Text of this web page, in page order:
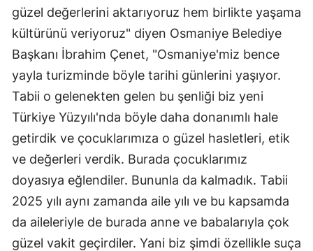
güzel değerlerini aktarıyoruz hem birlikte yaşama
kültürünü veriyoruz" diyen Osmaniye Belediye
Başkanı İbrahim Çenet, "Osmaniye'miz bence
yayla turizminde böyle tarihi günlerini yaşıyor.
Tabii o gelenekten gelen bu şenliği biz yeni
Türkiye Yüzyılı'nda böyle daha donanımlı hale
getirdik ve çocuklarımıza o güzel hasletleri, etik
ve değerleri verdik. Burada çocuklarımız
doyasıya eğlendiler. Bununla da kalmadık. Tabii
2025 yılı aynı zamanda aile yılı ve bu kapsamda
da aileleriyle de burada anne ve babalarıyla çok
güzel vakit geçirdiler. Yani biz şimdi özellikle suça